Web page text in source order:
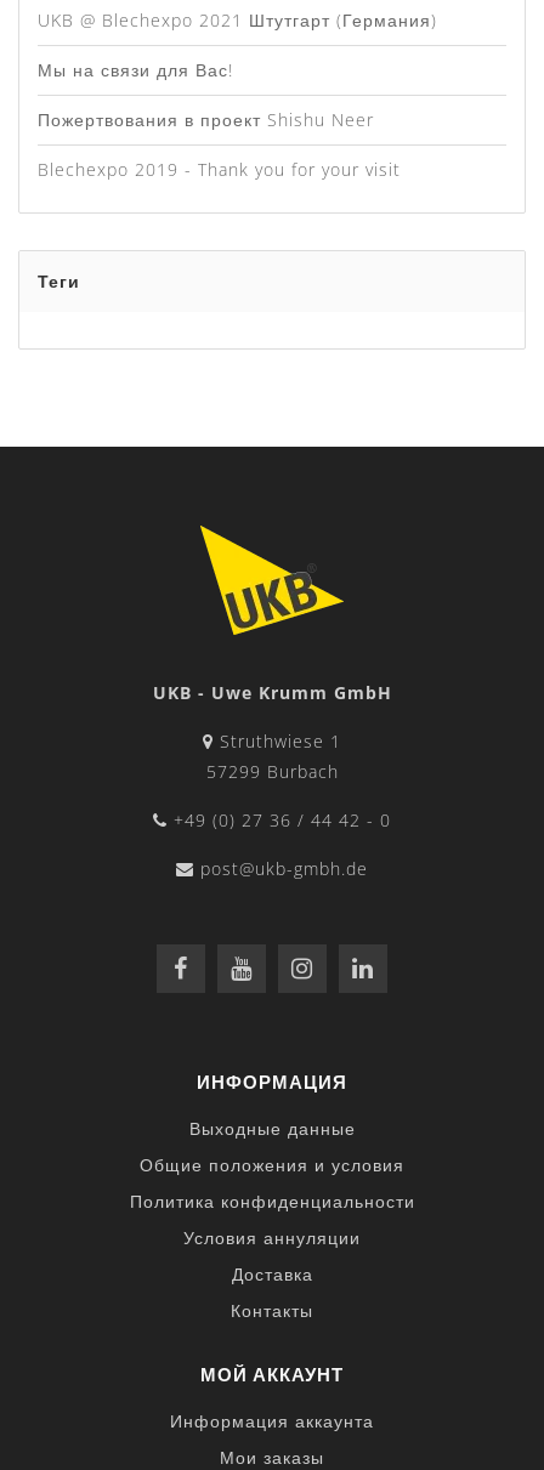
UKB @ Blechexpo 2021 Штутгарт (Германия)
Мы на связи для Вас!
Пожертвования в проект Shishu Neer
Blechexpo 2019 - Thank you for your visit
Теги
UKB - Uwe Krumm GmbH
Struthwiese 1
57299 Burbach
+49 (0) 27 36 / 44 42 - 0
post@ukb-gmbh.de
ИНФОРМАЦИЯ
Выходные данные
Общие положения и условия
Политика конфиденциальности
Условия аннуляции
Доставка
Контакты
МОЙ АККАУНТ
Информация аккаунта
Мои заказы